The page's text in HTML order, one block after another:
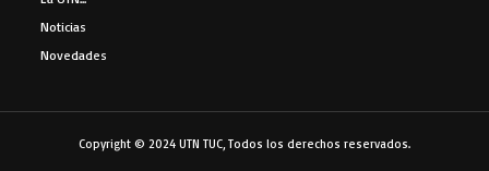
Noticias
Novedades
Copyright © 2024 UTN TUC, Todos los derechos reservados.